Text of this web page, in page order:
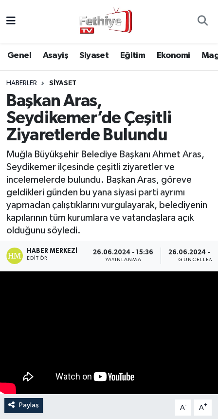
Genel Asayiş Siyaset Eğitim Ekonomi
HABERLER SIYASET
Başkan Aras,
Seydikemer’de Çeşitli
Ziyaretlerde Bulundu
Muğla Büyükşehir Belediye Başkanı Ahmet Aras,
Seydikemer ilçesinde çeşitli ziyaretler ve
incelemelerde bulundu. Başkan Aras, göreve
geldikleri günden bu yana siyasi parti ayrımı
yapmadan çalıştıklarını vurgulayarak, belediyenin
kapılarının tüm kurumlara ve vatandaşlara açık
olduğunu söyledi.
HABER MERKEZI
EDITÖR
26.06.2024 - 15:36
YAYINLANMA
26.06.2024 -
GÜNCELLEME
Paylaş A- A+
Asayiş
Eğitim
Ekonomi
Kültür
Spor
Turizm
Muğla Hava Durumu
Muğla Namaz Vakitleri
Muğla Trafik Yoğunluk Haritası
Süper Lig Puan Durumu ve Fikstür
Tüm Manşetler
Haber Arşivi